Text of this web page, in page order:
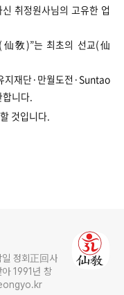
취정원사님의 고유한 업
仙敎)”는 최초의 선교(仙
지재단·만월도전·Suntao
니다.
것입니다.
창